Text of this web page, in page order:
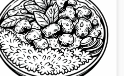
Curry en plat principal
modèle à colorier gratuit
Crée ta propre page à colorier
Curry ! Télécharge maintenant
l'image gratuite et colorie-la en
ligne....